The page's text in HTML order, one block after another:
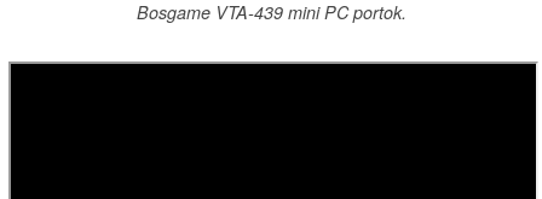
Bosgame VTA-439 mini PC portok.